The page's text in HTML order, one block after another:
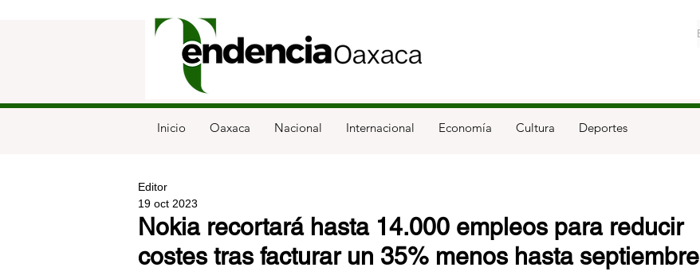
Inicio Oaxaca Nacional Internacional Economía Cultura Deportes
Nokia recortará hasta 14.000 empleos para reducir
costes tras facturar un 35% menos hasta septiembre
Editor
19 oct 2023